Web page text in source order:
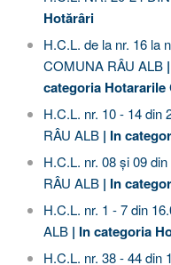
Hotărâri
H.C.L. de la nr. 16 la
COMUNA RÂU ALB
categoria Hotararile
H.C.L. nr. 10 - 14 din
RÂU ALB | In
H.C.L. nr. 08 și 09
RÂU ALB | In
H.C.L. nr. 1 - 7 din
ALB | In categoria
H.C.L. nr. 38 - 44 din